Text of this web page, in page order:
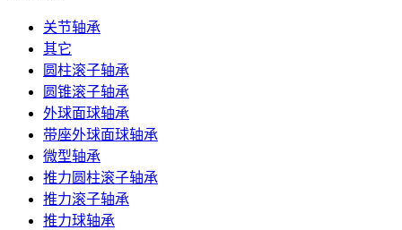
关节轴承
其它
圆柱滚子轴承
圆锥滚子轴承
外球面球轴承
带座外球面球轴承
微型轴承
推力圆柱滚子轴承
推力滚子轴承
推力球轴承